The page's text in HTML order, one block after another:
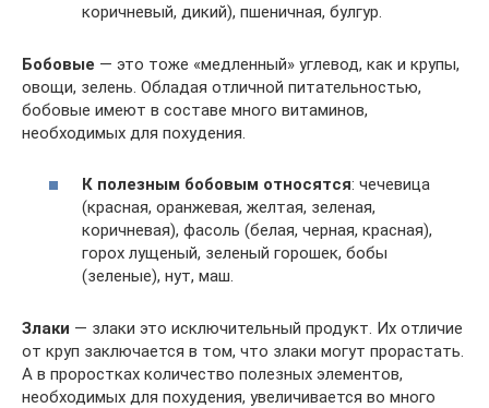
коричневый, дикий), пшеничная, булгур.
Бобовые — это тоже «медленный» углевод, как и крупы,
овощи, зелень. Обладая отличной питательностью,
бобовые имеют в составе много витаминов,
необходимых для похудения.
К полезным бобовым относятся: чечевица
(красная, оранжевая, желтая, зеленая,
коричневая), фасоль (белая, черная, красная),
горох лущеный, зеленый горошек, бобы
(зеленые), нут, маш.
Злаки — злаки это исключительный продукт. Их отличие
от круп заключается в том, что злаки могут прорастать.
А в проростках количество полезных элементов,
необходимых для похудения, увеличивается во много